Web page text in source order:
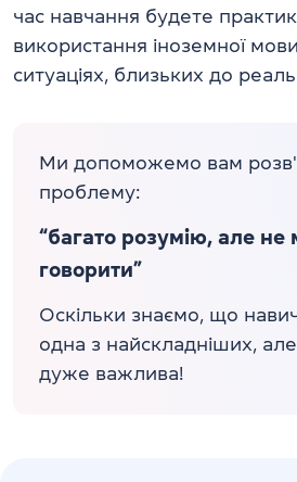
час навчання будете
використання іноземної
ситуаціях, близьких до
Ми допоможемо вам
проблему:
“багато розумію, але
говорити”
Оскільки знаємо, що
одна з найскладніших,
дуже важлива!